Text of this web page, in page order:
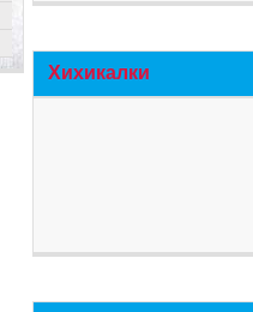
Хихикалки